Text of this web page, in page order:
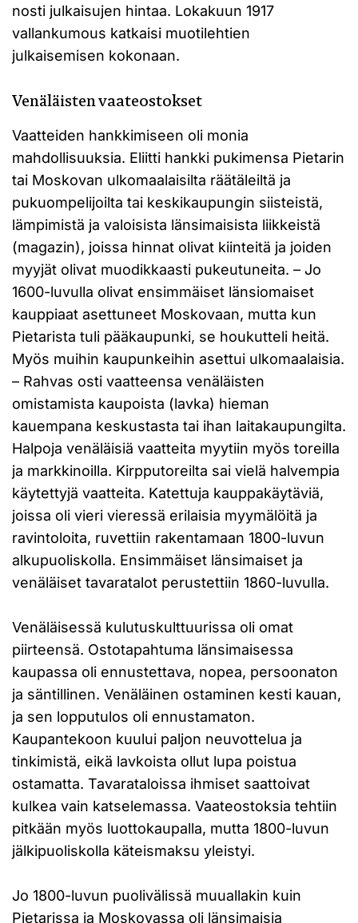
nosti julkaisujen hintaa. Lokakuun 1917
vallankumous katkaisi muotilehtien
julkaisemisen kokonaan.
Venäläisten vaateostokset
Vaatteiden hankkimiseen oli monia
mahdollisuuksia. Eliitti hankki pukimensa Pietarin
tai Moskovan ulkomaalaisilta räätäleiltä ja
pukuompelijoilta tai keskikaupungin siisteistä,
lämpimistä ja valoisista länsimaisista liikkeistä
(magazin), joissa hinnat olivat kiinteitä ja joiden
myyjät olivat muodikkaasti pukeutuneita. – Jo
1600-luvulla olivat ensimmäiset länsiomaiset
kauppiaat asettuneet Moskovaan, mutta kun
Pietarista tuli pääkaupunki, se houkutteli heitä.
Myös muihin kaupunkeihin asettui ulkomaalaisia.
– Rahvas osti vaatteensa venäläisten
omistamista kaupoista (lavka) hieman
kauempana keskustasta tai ihan laitakaupungilta.
Halpoja venäläisiä vaatteita myytiin myös toreilla
ja markkinoilla. Kirpputoreilta sai vielä halvempia
käytettyjä vaatteita. Katettuja kauppakäytäviä,
joissa oli vieri vieressä erilaisia myymälöitä ja
ravintoloita, ruvettiin rakentamaan 1800-luvun
alkupuoliskolla. Ensimmäiset länsimaiset ja
venäläiset tavaratalot perustettiin 1860-luvulla.
Venäläisessä kulutuskulttuurissa oli omat
piirteensä. Ostotapahtuma länsimaisessa
kaupassa oli ennustettava, nopea, persoonaton
ja säntillinen. Venäläinen ostaminen kesti kauan,
ja sen lopputulos oli ennustamaton.
Kaupantekoon kuului paljon neuvottelua ja
tinkimistä, eikä lavkoista ollut lupa poistua
ostamatta. Tavarataloissa ihmiset saattoivat
kulkea vain katselemassa. Vaateostoksia tehtiin
pitkään myös luottokaupalla, mutta 1800-luvun
jälkipuoliskolla käteismaksu yleistyi.
Jo 1800-luvun puolivälissä muuallakin kuin
Pietarissa ja Moskovassa oli länsimaisia